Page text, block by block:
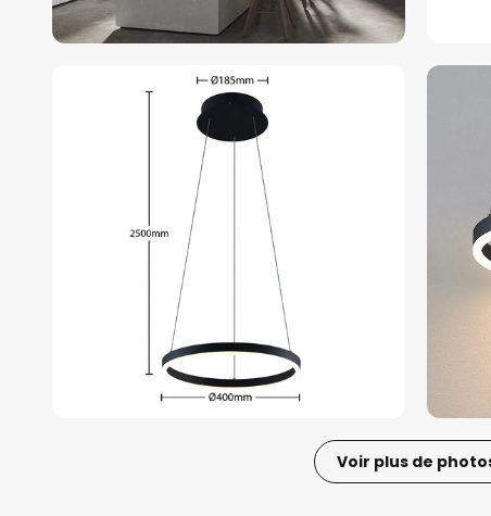
Voir plus de